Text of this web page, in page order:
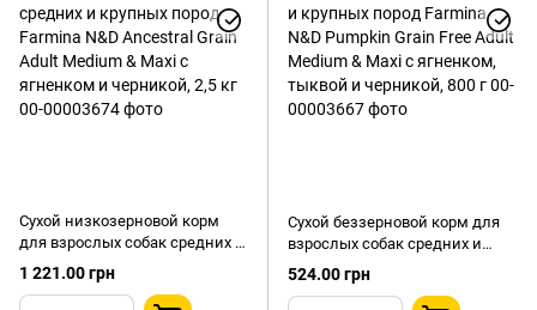
Сухой низкозерновой корм
для взрослых собак средних и
крупных пород Farmina N&D
Ancestral Grain Adult Medium &
1 221.00 грн
Сухой беззерновой корм для
взрослых собак средних и
крупных пород Farmina N&D
Pumpkin Grain Free Adult Medium
524.00 грн